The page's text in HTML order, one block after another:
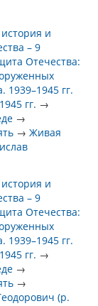
и
– 9
Отечества:
1939–1945 гг.
гг. →
→
→Живая
и
– 9
Отечества:
1939–1945 гг.
гг. →
→
→
(р.